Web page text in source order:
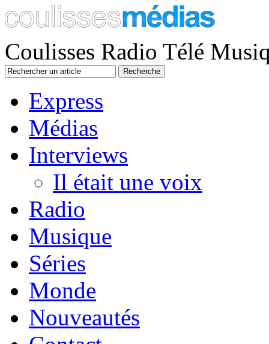
Coulisses Radio Télé
Express
Médias
Interviews
Il était une voix
Radio
Musique
Séries
Monde
Nouveautés